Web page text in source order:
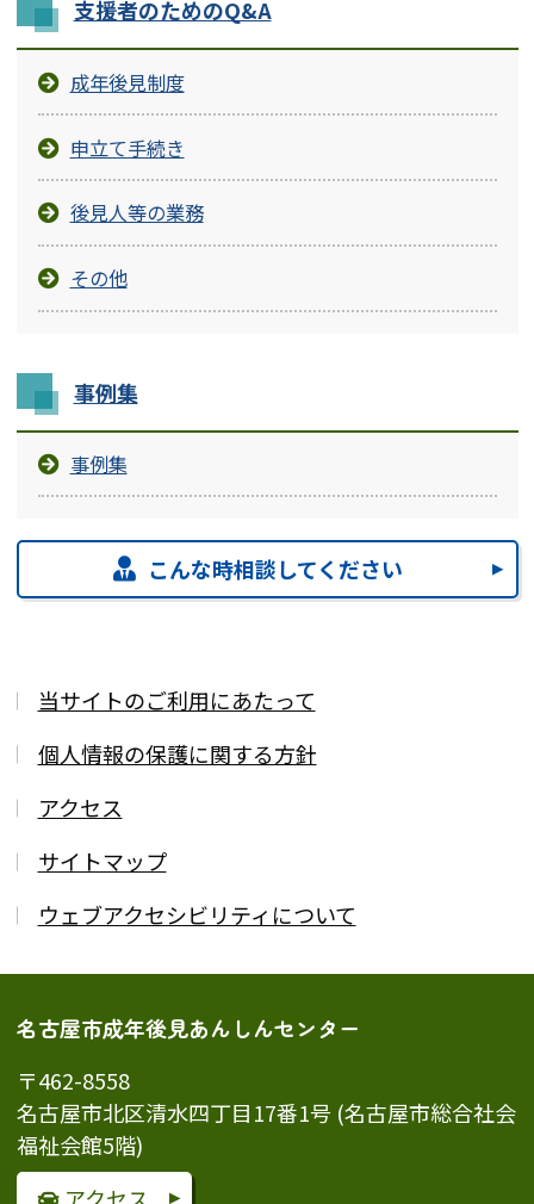
支援者のためのQ&A
成年後見制度
申立て手続き
後見人等の業務
その他
事例集
事例集
こんな時相談してください
当サイトのご利用にあたって
個人情報の保護に関する方針
アクセス
サイトマップ
ウェブアクセシビリティについて
名古屋市成年後見あんしんセンター
〒462-8558
名古屋市北区清水四丁目17番1号 (名古屋市総合社会
福祉会館5階)